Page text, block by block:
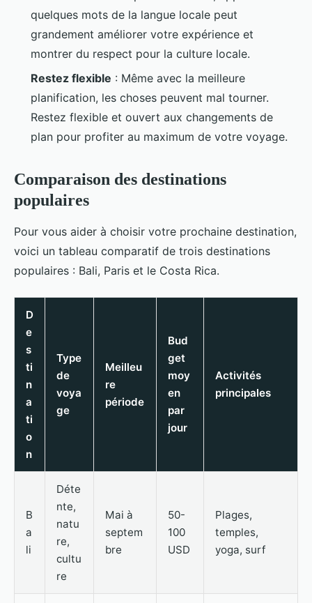
quelques mots de la langue locale peut
grandement améliorer votre expérience et
montrer du respect pour la culture locale.
Restez flexible : Même avec la meilleure
planification, les choses peuvent mal tourner.
Restez flexible et ouvert aux changements de
plan pour profiter au maximum de votre voyage.
Comparaison des destinations
populaires
Pour vous aider à choisir votre prochaine destination,
voici un tableau comparatif de trois destinations
populaires : Bali, Paris et le Costa Rica.
D
e
s
ti
n
a
ti
o
n
Type
de
voya
ge
Meilleu
re
période
Bud
get
moy
en
par
jour
Activités
principales
B
a
li
Déte
nte,
natu
re,
cultu
re
Mai à
septem
bre
50-
100
USD
Plages,
temples,
yoga, surf